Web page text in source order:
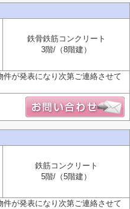
鉄骨鉄筋コンクリート
3階/（8階建）
が発表になり次第ご連絡させて
鉄筋コンクリート
5階/（5階建）
が発表になり次第ご連絡させて